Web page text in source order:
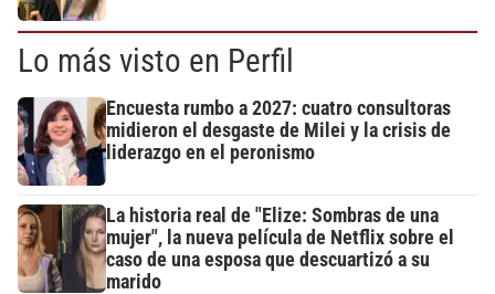
Lo más visto en Perfil
Encuesta rumbo a 2027: cuatro consultoras
midieron el desgaste de Milei y la crisis de
liderazgo en el peronismo
La historia real de "Elize: Sombras de una
mujer", la nueva película de Netflix sobre el
caso de una esposa que descuartizó a su
marido